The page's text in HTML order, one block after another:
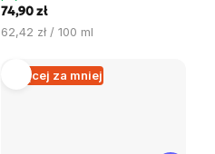
74,90 zł
Cena
62,42 zł / 100 ml
Więcej za mniej